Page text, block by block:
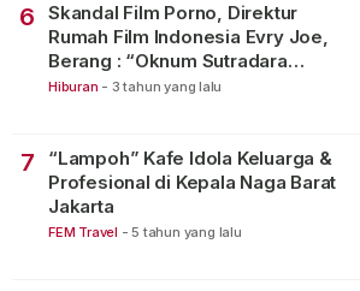
6
Skandal Film Porno, Direktur
Rumah Film Indonesia Evry Joe,
Berang : “Oknum Sutradara
Merusak Perfilman Indonesia”!
Hiburan - 3 tahun yang lalu
7
“Lampoh” Kafe Idola Keluarga &
Profesional di Kepala Naga Barat
Jakarta
FEM Travel - 5 tahun yang lalu